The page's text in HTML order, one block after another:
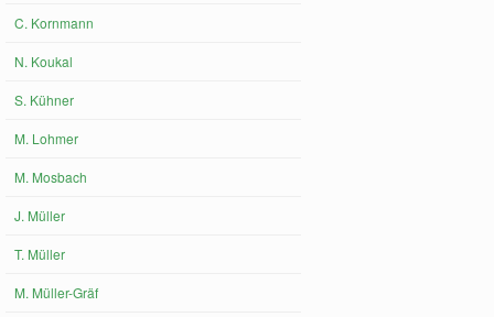
C. Kornmann
N. Koukal
S. Kühner
M. Lohmer
M. Mosbach
J. Müller
T. Müller
M. Müller-Gräf